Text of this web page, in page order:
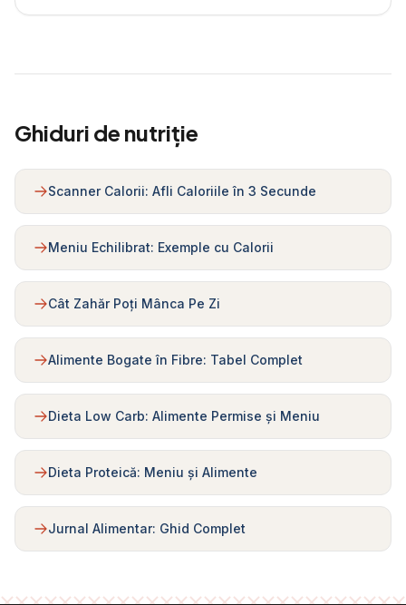
Ghiduri de nutriție
Scanner Calorii: Afli Caloriile în 3 Secunde
Meniu Echilibrat: Exemple cu Calorii
Cât Zahăr Poți Mânca Pe Zi
Alimente Bogate în Fibre: Tabel Complet
Dieta Low Carb: Alimente Permise și Meniu
Dieta Proteică: Meniu și Alimente
Jurnal Alimentar: Ghid Complet